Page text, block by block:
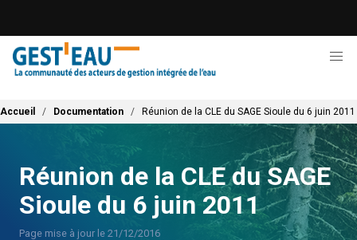
contenu
principal
Fil d'Ariane
Accueil Documentation Réunion de la CLE du SAGE Sioule du 6 juin 2011
Réunion de la CLE du SAGE
Sioule du 6 juin 2011
Page mise à jour le 21/12/2016